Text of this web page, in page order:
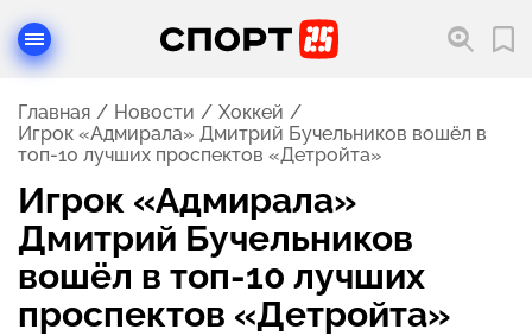
Главная Новости
Хоккей
Игрок «Адмирала» Дмитрий Бучельников вошёл в
топ-10 лучших проспектов «Детройта»
Игрок «Адмирала»
Дмитрий Бучельников
вошёл в топ-10 лучших
проспектов «Детройта»